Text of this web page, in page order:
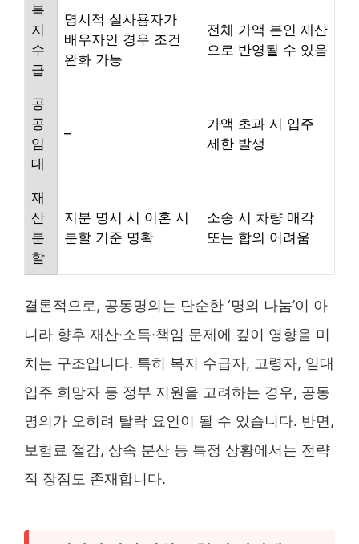
복
지
수
급
명시적 실사용자가
배우자인 경우 조건
완화 가능
전체 가액 본인 재산
으로 반영될 수 있음
공
공
임
대
–
가액 초과 시 입주
제한 발생
재
산
분
할
지분 명시 시 이혼 시
분할 기준 명확
소송 시 차량 매각
또는 합의 어려움
결론적으로, 공동명의는 단순한 ‘명의 나눔’이 아
니라 향후 재산·소득·책임 문제에 깊이 영향을 미
치는 구조입니다. 특히 복지 수급자, 고령자, 임대
입주 희망자 등 정부 지원을 고려하는 경우, 공동
명의가 오히려 탈락 요인이 될 수 있습니다. 반면,
보험료 절감, 상속 분산 등 특정 상황에서는 전략
적 장점도 존재합니다.